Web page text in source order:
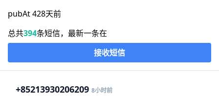
pubAt 428天前
总共394条短信，最新一条在
接收短信
+85213930206209 8小时前